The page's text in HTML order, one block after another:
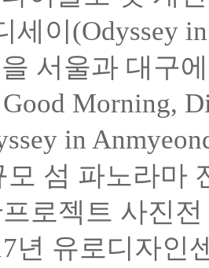
세이(Odyssey
서울과 대구
Morning,
in
모 섬 파노라마
로젝트 사진
년 유로디자인